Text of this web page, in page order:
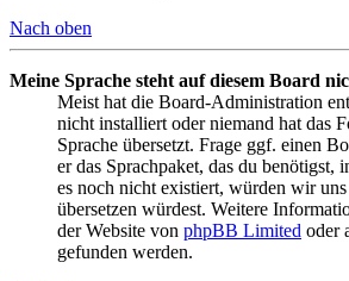
Nach oben
Meine Sprache steht auf diesem Board
Meist hat die Board-Administration
nicht installiert oder niemand hat das
Sprache übersetzt. Frage ggf. einen
er das Sprachpaket, das du benötigst,
es noch nicht existiert, würden wir
übersetzen würdest. Weitere
der Website von phpBB Limited oder
gefunden werden.